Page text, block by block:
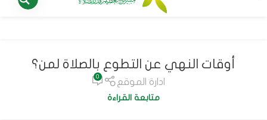
أوقات النهي عن التطوع بالصلاة لمن؟
ادارة الموقع
0
متابعة القراءة